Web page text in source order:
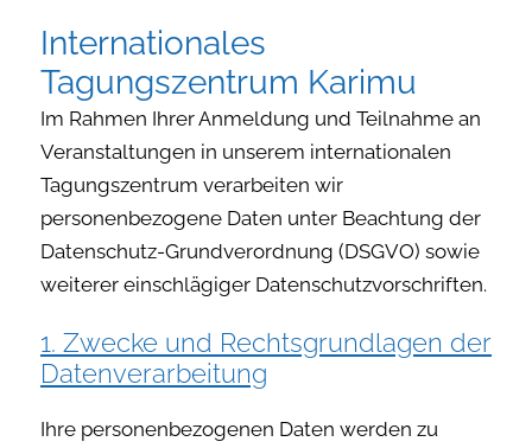
Internationales
Tagungszentrum Karimu
Im Rahmen Ihrer Anmeldung und Teilnahme an
Veranstaltungen in unserem internationalen
Tagungszentrum verarbeiten wir
personenbezogene Daten unter Beachtung der
Datenschutz-Grundverordnung (DSGVO) sowie
weiterer einschlägiger Datenschutzvorschriften.
1. Zwecke und Rechtsgrundlagen der
Datenverarbeitung
Ihre personenbezogenen Daten werden zu